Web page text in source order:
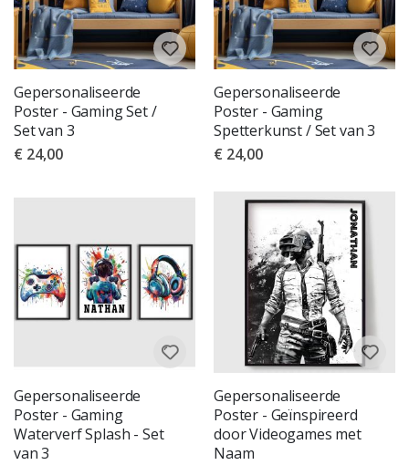
Gepersonaliseerde
Poster - Gaming Set /
Set van 3
€ 24,00
Gepersonaliseerde
Poster - Gaming
Spetterkunst / Set van 3
€ 24,00
Gepersonaliseerde
Poster - Gaming
Waterverf Splash - Set
van 3
Gepersonaliseerde
Poster - Geïnspireerd
door Videogames met
Naam